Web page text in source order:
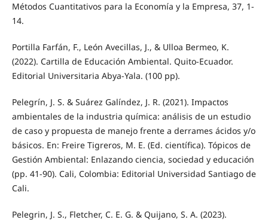
Métodos Cuantitativos para la Economía y la Empresa, 37, 1-
14.
Portilla Farfán, F., León Avecillas, J., & Ulloa Bermeo, K.
(2022). Cartilla de Educación Ambiental. Quito-Ecuador.
Editorial Universitaria Abya-Yala. (100 pp).
Pelegrín, J. S. & Suárez Galíndez, J. R. (2021). Impactos
ambientales de la industria química: análisis de un estudio
de caso y propuesta de manejo frente a derrames ácidos y/o
básicos. En: Freire Tigreros, M. E. (Ed. científica). Tópicos de
Gestión Ambiental: Enlazando ciencia, sociedad y educación
(pp. 41-90). Cali, Colombia: Editorial Universidad Santiago de
Cali.
Pelegrin, J. S., Fletcher, C. E. G. & Quijano, S. A. (2023).